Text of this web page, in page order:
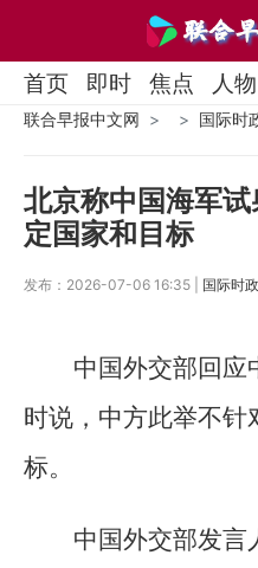
首页 即时 焦点 人物
联合早报中文网 国际时
北京称中国海军
定国家和目标
发布：2026-07-06 16:35 | 国际时政
中国外交部回应
时说，中方此举不针
标。
中国外交部发言